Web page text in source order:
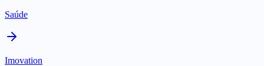
Saúde
Imovation